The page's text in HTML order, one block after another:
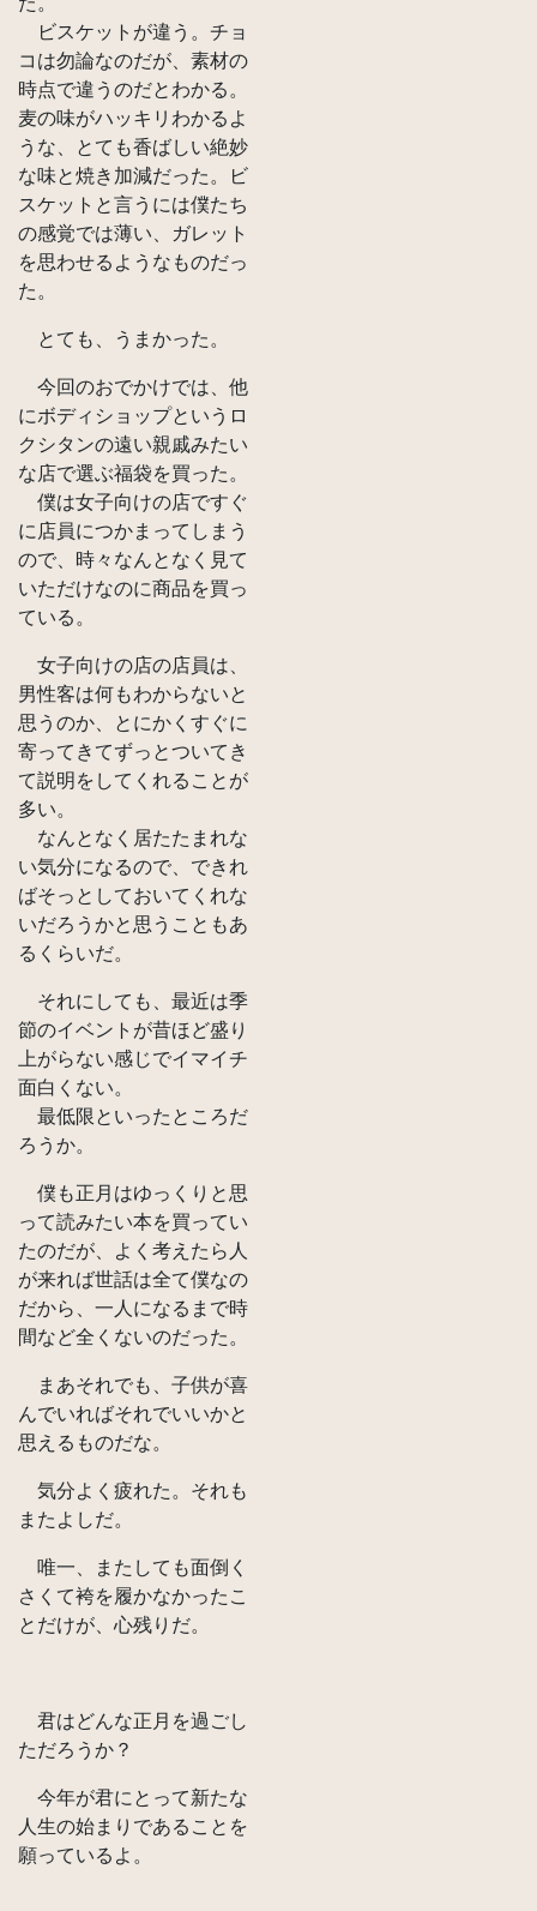
ビスケットが違う。チョ
コは勿論なのだが、素材の
時点で違うのだとわかる。
麦の味がハッキリわかるよ
うな、とても香ばしい絶妙
な味と焼き加減だった。ビ
スケットと言うには僕たち
の感覚では薄い、ガレット
を思わせるようなものだっ
た。
とても、うまかった。
今回のおでかけでは、他
にボディショップというロ
クシタンの遠い親戚みたい
な店で選ぶ福袋を買った。
僕は女子向けの店ですぐ
に店員につかまってしまう
ので、時々なんとなく見て
いただけなのに商品を買っ
ている。
女子向けの店の店員は、
男性客は何もわからないと
思うのか、とにかくすぐに
寄ってきてずっとついてき
て説明をしてくれることが
多い。
なんとなく居たたまれな
い気分になるので、できれ
ばそっとしておいてくれな
いだろうかと思うこともあ
るくらいだ。
それにしても、最近は季
節のイベントが昔ほど盛り
上がらない感じでイマイチ
面白くない。
最低限といったところだ
ろうか。
僕も正月はゆっくりと思
って読みたい本を買ってい
たのだが、よく考えたら人
が来れば世話は全て僕なの
だから、一人になるまで時
間など全くないのだった。
まあそれでも、子供が喜
んでいればそれでいいかと
思えるものだな。
気分よく疲れた。それも
またよしだ。
唯一、またしても面倒く
さくて袴を履かなかったこ
とだけが、心残りだ。
君はどんな正月を過ごし
ただろうか？
今年が君にとって新たな
人生の始まりであることを
願っているよ。